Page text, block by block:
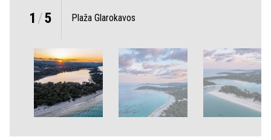
1 /5 Plaža Glarokavos